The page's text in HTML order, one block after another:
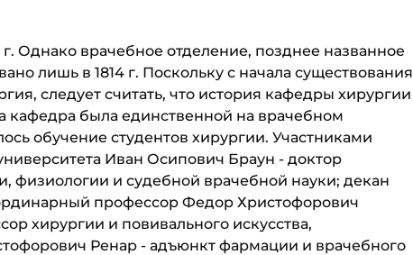
Однако врачебное отделение, позднее названное
лишь в 1814 г. Поскольку с начала существования
следует считать, что история ка­федры хирургии
кафе­дра была единственной на врачебном
обучение студентов хирургии. Участниками
Иван Осипович Бра­ун - доктор
физиологии и судебной врачебной науки; декан
профессор Федор Христофорович
хирургии и повивального искусства,
Ренар - адъюнкт фармации и врачебного